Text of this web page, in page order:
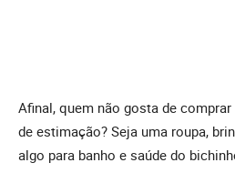
Afinal, quem não gosta de
de estimação? Seja uma roupa,
algo para banho e saúde do